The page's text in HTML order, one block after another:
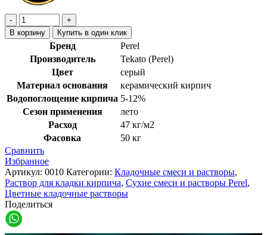
В корзину Купить в один клик
Бренд
Perel
Производитель
Tekato (Perel)
Цвет
серый
Материал основания
керамический кирпич
Водопоглощение кирпича 5-12%
Сезон применения
лето
Расход
47 кг/м2
Фасовка
50 кг
Сравнить
Избранное
Артикул: 0010 Категории: Кладочные смеси и растворы,
Раствор для кладки кирпича, Сухие смеси и растворы Perel,
Цветные кладочные растворы
Поделиться